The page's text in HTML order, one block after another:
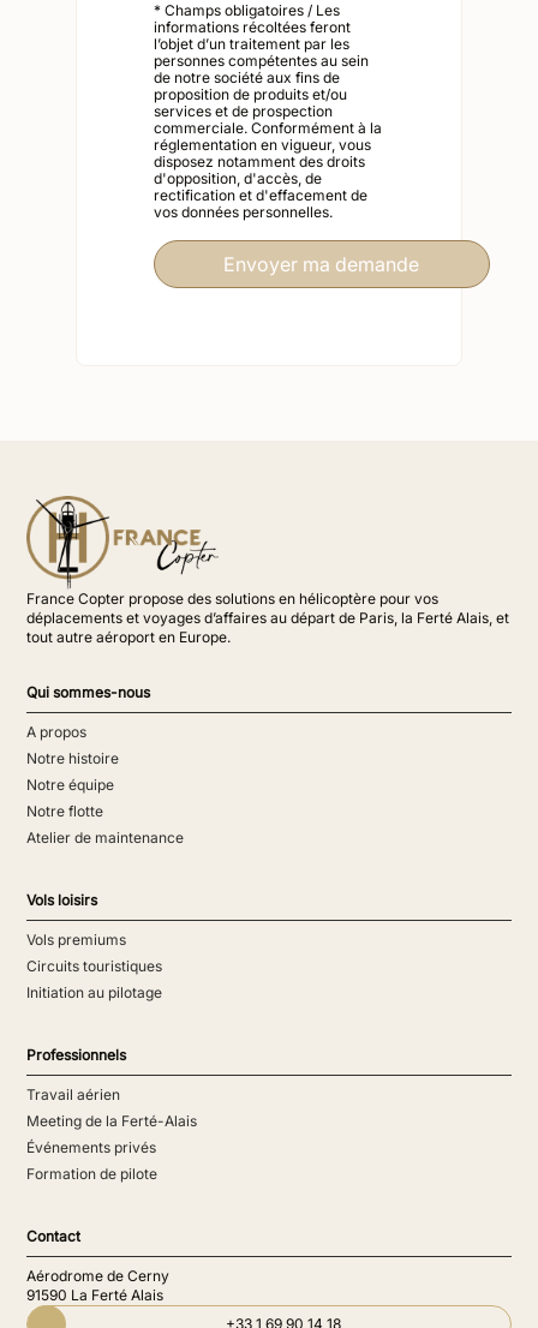
* Champs obligatoires / Les
informations récoltées feront
l’objet d’un traitement par les
personnes compétentes au sein
de notre société aux fins de
proposition de produits et/ou
services et de prospection
commerciale. Conformément à la
réglementation en vigueur, vous
disposez notamment des droits
d'opposition, d'accès, de
rectification et d'effacement de
vos données personnelles.
France Copter propose des solutions en hélicoptère pour vos
déplacements et voyages d’affaires au départ de Paris, la Ferté Alais, et
tout autre aéroport en Europe.
Qui sommes-nous
A propos
Notre histoire
Notre équipe
Notre flotte
Atelier de maintenance
Vols loisirs
Vols premiums
Circuits touristiques
Initiation au pilotage
Professionnels
Travail aérien
Meeting de la Ferté-Alais
Événements privés
Formation de pilote
Contact
Aérodrome de Cerny
91590 La Ferté Alais
+33 1 69 90 14 18